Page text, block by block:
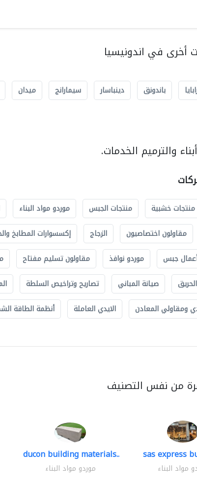
في اندونيسيا
باندونق دينباسار سيمارانج ميدان
والترميم الخدمات.
منتجات خشبية منتجات الجبس موردو مواد البناء
مقاولون اختصاصيون الزجاج إكسسوارات المطابخ
جبس موردو نوافذ مقاولون تسليم مفتاح
صيانة المباني تصاريح وتراخيص السلطة
ومقاولي المعادن الايدي العاملة أنظمة الطاقة
من نفس التصنيف
ducon building materials..
موردو مواد البناء
sas express
مواد البناء